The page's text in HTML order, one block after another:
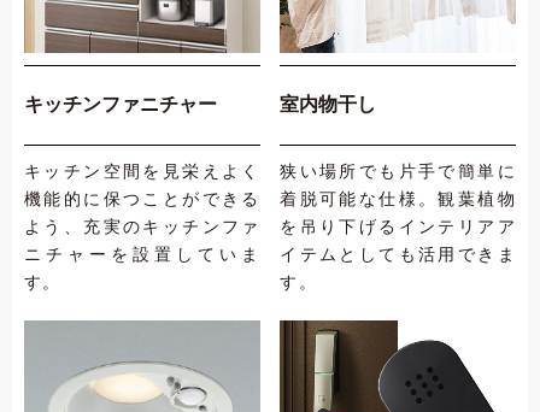
キッチンファニチャー
キッチン空間を見栄えよく
機能的に保つことができる
よう、充実のキッチンファ
ニチャーを設置していま
す。
室内物干し
狭い場所でも片手で簡単に
着脱可能な仕様。観葉植物
を吊り下げるインテリアア
イテムとしても活用できま
す。